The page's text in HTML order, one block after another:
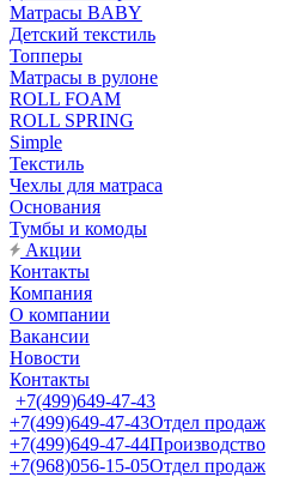
Матрасы BABY
Детский текстиль
Топперы
Матрасы в рулоне
ROLL FOAM
ROLL SPRING
Simple
Текстиль
Чехлы для матраса
Основания
Тумбы и комоды
Акции
Контакты
Компания
О компании
Вакансии
Новости
Контакты
+7(499)649-47-43
+7(499)649-47-43Отдел продаж
+7(499)649-47-44Производство
+7(968)056-15-05Отдел продаж